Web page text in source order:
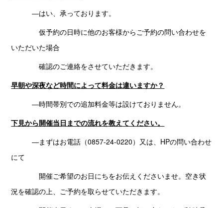
―はい、承っております。
仮予約の日時に他のお客様からご予約の問い合わせを
いただいた場合
確認のご連絡をさせていただきます。
早朝や深夜など時間によって料金は違いますか？
―時間帯別での追加料金等は設けておりません。
下見から開催当日までの流れを教えてください。
―まずはお電話（0857-24-0220）又は、HPの問い合わせ
にて
開催ご希望のお日にちをお伝えくださいませ。空き状
況を確認の上、ご予約を取らせていただきます。